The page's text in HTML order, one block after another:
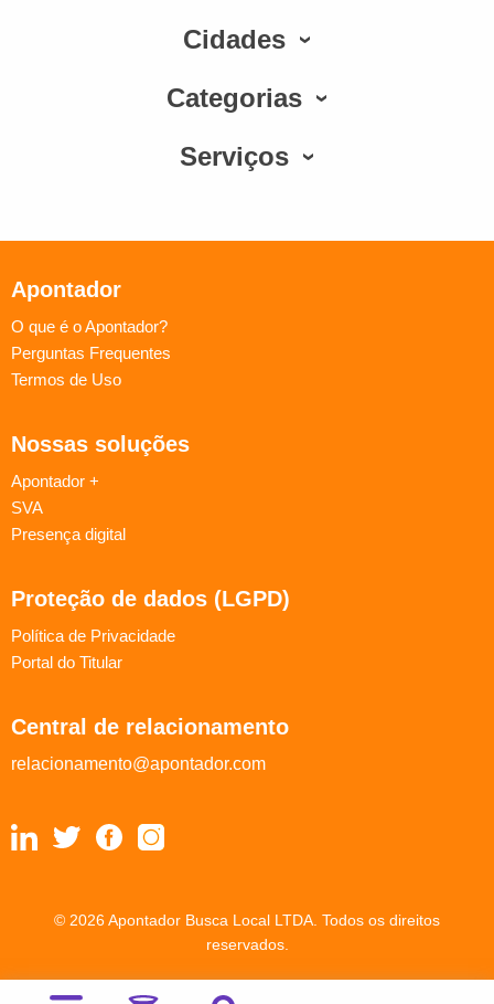
Cidades
Categorias
Serviços
Apontador
O que é o Apontador?
Perguntas Frequentes
Termos de Uso
Nossas soluções
Apontador +
SVA
Presença digital
Proteção de dados (LGPD)
Política de Privacidade
Portal do Titular
Central de relacionamento
relacionamento@apontador.com
© 2026 Apontador Busca Local LTDA. Todos os direitos
reservados.